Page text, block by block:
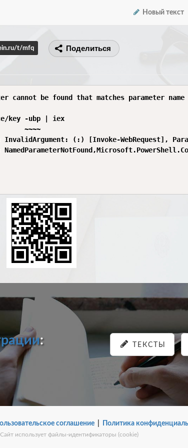
Новый текст
t/mfq Поделиться
cannot be found that matches parameter
key -ubp | iex
~~~~
(:) [Invoke-WebRequest],
: ТЕКСТЫ
соглашение| Политика
Сайт использует файлы-идентификаторы (cookie)